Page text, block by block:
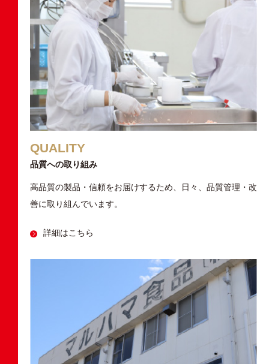
QUALITY
品質への取り組み
高品質の製品・信頼をお届けするため、
日々、品質管理・改
善に取り組んでいます。
詳細はこちら